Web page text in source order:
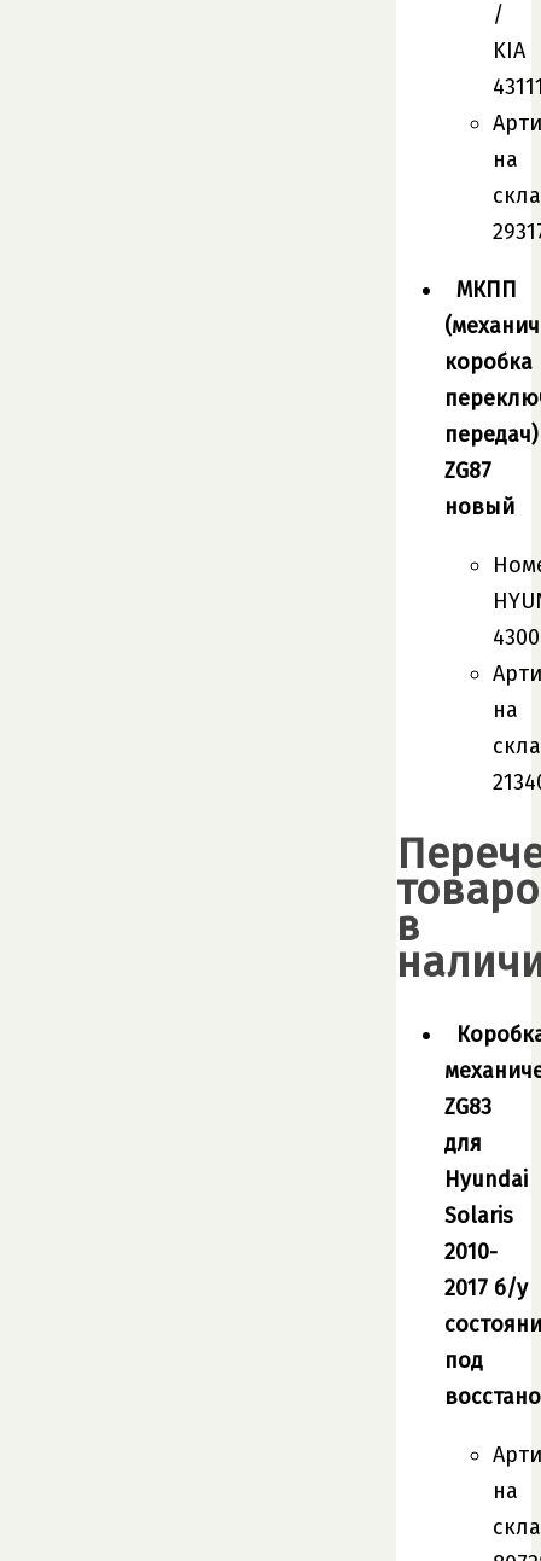
/
KIA
на
МКПП
коробка
передач)
ZG87
новый
на
в
ZG83
для
Hyundai
Solaris
2010-
2017 б/у
под
на